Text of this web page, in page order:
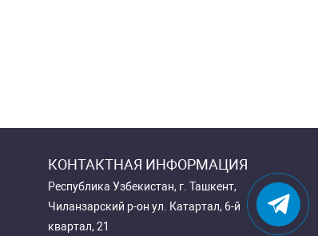
КОНТАКТНАЯ ИНФОРМАЦИЯ
Республика Узбекистан, г. Ташкент,
Чиланзарский р-он ул. Катартал, 6-й
квартал, 21